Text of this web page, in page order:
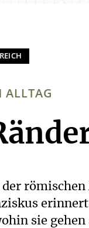
ALLTAG
römischen
sie gehen